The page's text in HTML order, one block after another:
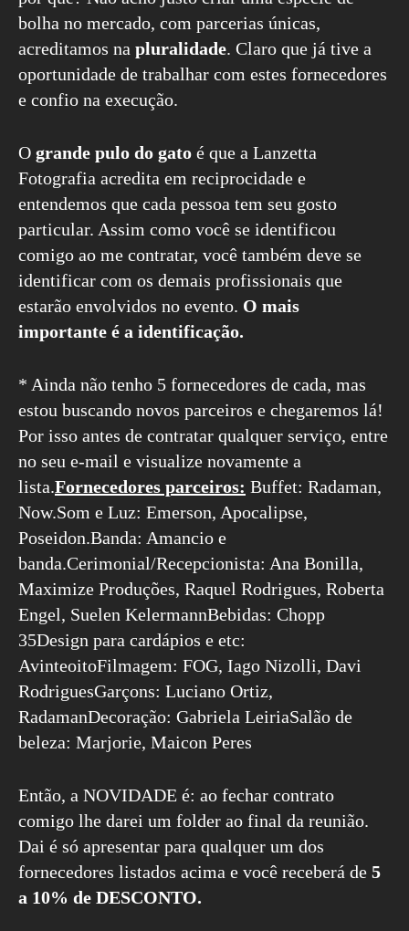
bolha no mercado, com parcerias únicas,
acreditamos na pluralidade. Claro que já tive a
oportunidade de trabalhar com estes fornecedores
e confio na execução.
O grande pulo do gato é que a Lanzetta
Fotografia acredita em reciprocidade e
entendemos que cada pessoa tem seu gosto
particular. Assim como você se identificou
comigo ao me contratar, você também deve se
identificar com os demais profissionais que
estarão envolvidos no evento. O mais
importante é a identificação.
* Ainda não tenho 5 fornecedores de cada, mas
estou buscando novos parceiros e chegaremos lá!
Por isso antes de contratar qualquer serviço, entre
no seu e-mail e visualize novamente a
lista.Fornecedores parceiros: Buffet: Radaman,
Now.Som e Luz: Emerson, Apocalipse,
Poseidon.Banda: Amancio e
banda.Cerimonial/Recepcionista: Ana Bonilla,
Maximize Produções, Raquel Rodrigues, Roberta
Engel, Suelen KelermannBebidas: Chopp
35Design para cardápios e etc:
AvinteoitoFilmagem: FOG, Iago Nizolli, Davi
RodriguesGarçons: Luciano Ortiz,
RadamanDecoração: Gabriela LeiriaSalão de
beleza: Marjorie, Maicon Peres
Então, a NOVIDADE é: ao fechar contrato
comigo lhe darei um folder ao final da reunião.
Dai é só apresentar para qualquer um dos
fornecedores listados acima e você receberá de 5
a 10% de DESCONTO.